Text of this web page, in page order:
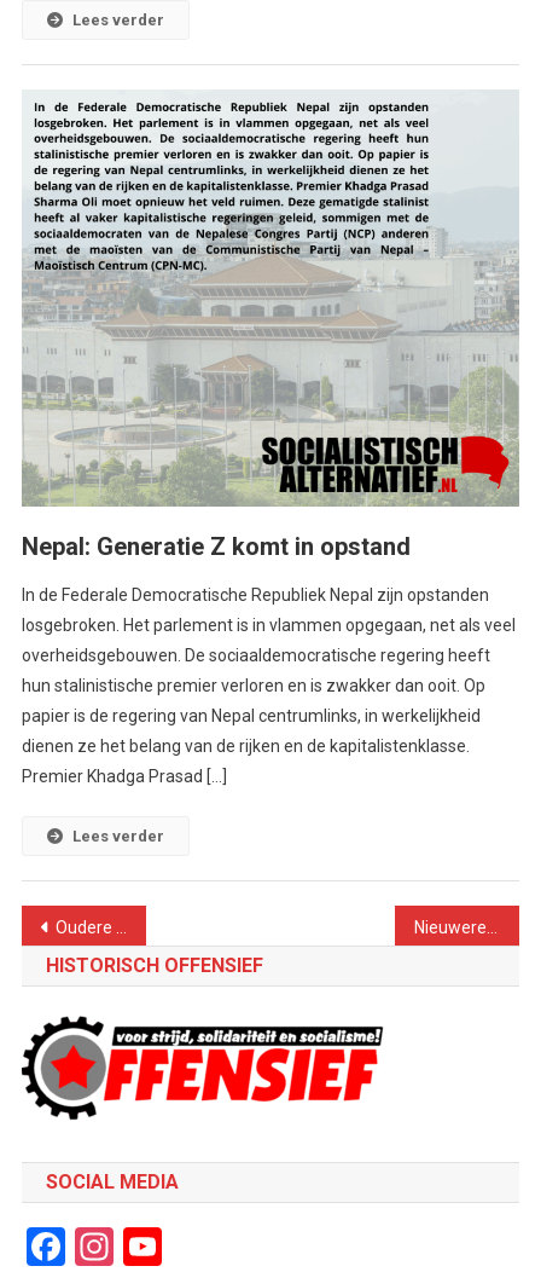
Lees verder
Nepal: Generatie Z komt in opstand
In de Federale Democratische Republiek Nepal zijn opstanden
losgebroken. Het parlement is in vlammen opgegaan, net als veel
overheidsgebouwen. De sociaaldemocratische regering heeft
hun stalinistische premier verloren en is zwakker dan ooit. Op
papier is de regering van Nepal centrumlinks, in werkelijkheid
dienen ze het belang van de rijken en de kapitalistenklasse.
Premier Khadga Prasad […]
Lees verder
Berichtennavigatie
Oudere berichten Nieuwere berichten
HISTORISCH OFFENSIEF
SOCIAL MEDIA
Facebook
Instagram
YouTube